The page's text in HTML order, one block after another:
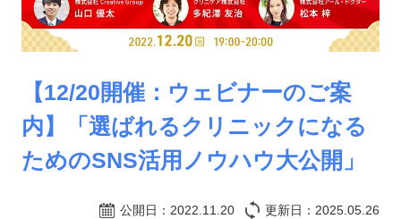
【12/20開催：ウェビナーのご案
内】「選ばれるクリニックになる
ためのSNS活用ノウハウ大公開」
公開日：2022.11.20 更新日： 2025.05.26